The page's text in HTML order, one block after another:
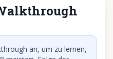
abzuspielen
an, um zu lernen,